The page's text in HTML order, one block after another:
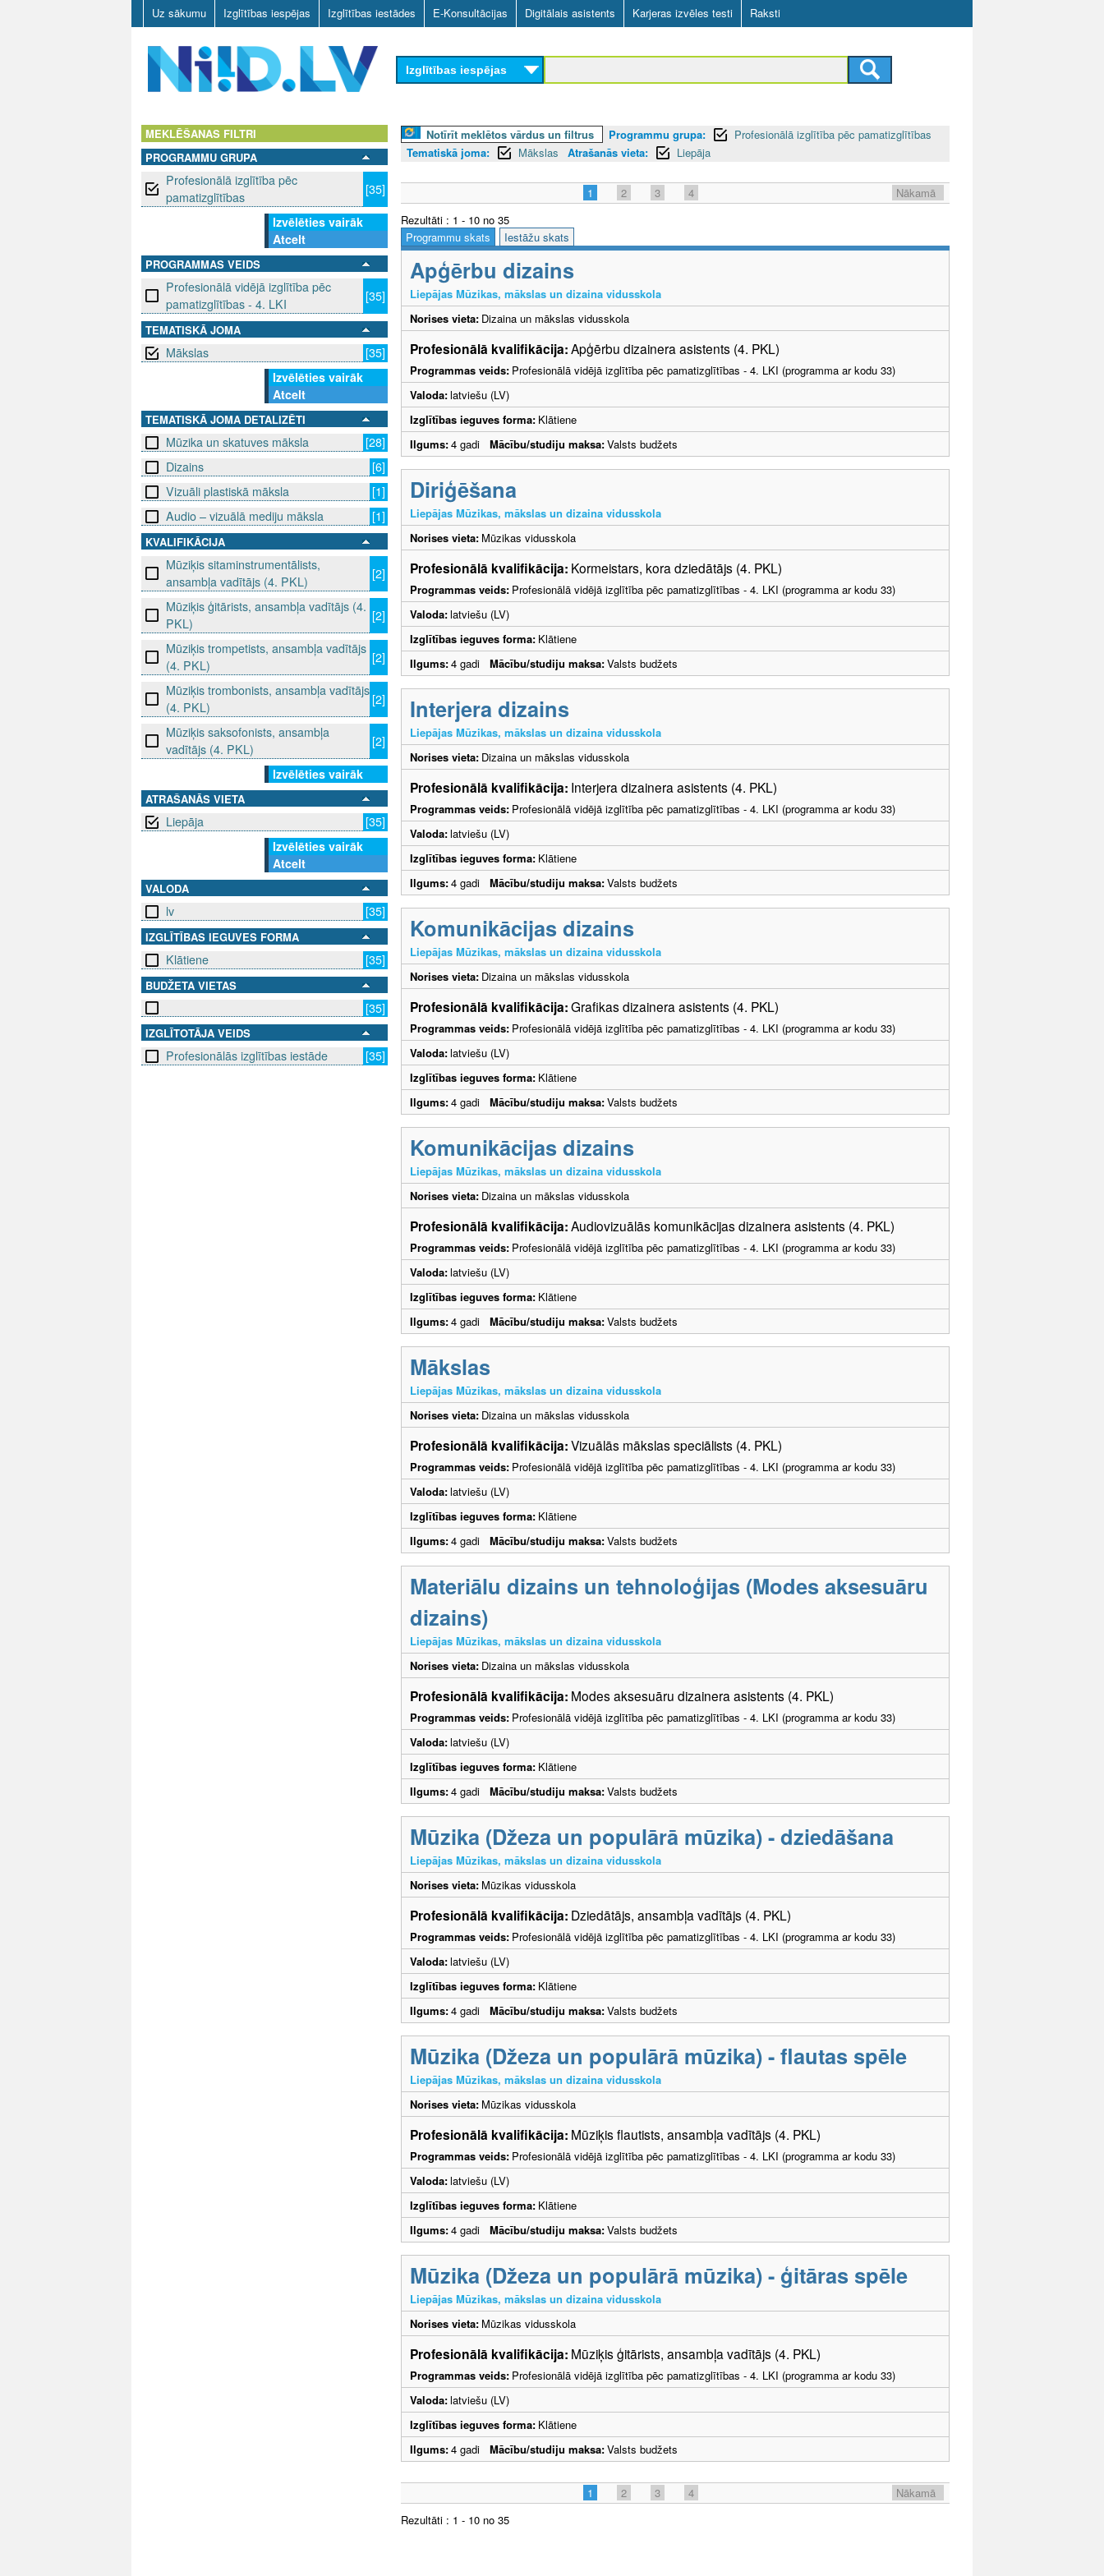
Skip
to
main
content
Uz sākumu Izglītības iespējas Izglītības iestādes E-Konsultācijas Digitālais asistents Karjeras izvēles testi Raksti
D
L
Izglītības iespējas
MEKLĒŠANAS FILTRI
PROGRAMMU GRUPA
Profesionālā izglītība pēc
pamatizglītības
[35]
Izvēlēties vairāk
Atcelt
PROGRAMMAS VEIDS
Profesionālā vidējā izglītība pēc
pamatizglītības - 4. LKI
[35]
TEMATISKĀ JOMA
Mākslas
[35]
Izvēlēties vairāk
Atcelt
TEMATISKĀ JOMA DETALIZĒTI
Mūzika un skatuves māksla
[28]
Dizains
[6]
Vizuāli plastiskā māksla
[1]
Audio – vizuālā mediju māksla
[1]
KVALIFIKĀCIJA
Mūziķis sitaminstrumentālists,
ansambļa vadītājs (4. PKL)
[2]
Mūziķis ģitārists, ansambļa vadītājs (4.
PKL)
[2]
Mūziķis trompetists, ansambļa vadītājs
(4. PKL)
[2]
Mūziķis trombonists, ansambļa vadītājs
(4. PKL)
[2]
Mūziķis saksofonists, ansambļa
vadītājs (4. PKL)
[2]
Izvēlēties vairāk
ATRAŠANĀS VIETA
Liepāja
[35]
Izvēlēties vairāk
Atcelt
VALODA
lv [35]
IZGLĪTĪBAS IEGUVES FORMA
Klātiene [35]
BUDŽETA VIETAS
[35]
IZGLĪTOTĀJA VEIDS
Profesionālās izglītības iestāde [35]
Notīrīt meklētos vārdus un filtrus Programmu grupa:
Profesionālā izglītība pēc pamatizglītības
Tematiskā joma:
Mākslas Atrašanās vieta: Liepāja
1 2 3 4
Nākamā
Rezultāti : 1 - 10 no 35
Programmu skats
Iestāžu skats
Apģērbu dizains
Liepājas Mūzikas, mākslas un dizaina vidusskola
Norises vieta: Dizaina un mākslas vidusskola
Profesionālā kvalifikācija:Apģērbu dizainera asistents (4. PKL)
Programmas veids: Profesionālā vidējā izglītība pēc pamatizglītības - 4. LKI (programma ar kodu 33)
Valoda:latviešu (LV)
Izglītības ieguves forma: Klātiene
Ilgums:4 gadi Mācību/studiju maksa:Valsts budžets
Diriģēšana
Liepājas Mūzikas, mākslas un dizaina vidusskola
Norises vieta: Mūzikas vidusskola
Profesionālā kvalifikācija: Kormeistars, kora dziedātājs (4. PKL)
Programmas veids: Profesionālā vidējā izglītība pēc pamatizglītības - 4. LKI (programma ar kodu 33)
Valoda:latviešu (LV)
Izglītības ieguves forma: Klātiene
Ilgums:4 gadi Mācību/studiju maksa:Valsts budžets
Interjera dizains
Liepājas Mūzikas, mākslas un dizaina vidusskola
Norises vieta: Dizaina un mākslas vidusskola
Profesionālā kvalifikācija: Interjera dizainera asistents (4. PKL)
Programmas veids: Profesionālā vidējā izglītība pēc pamatizglītības - 4. LKI (programma ar kodu 33)
Valoda:latviešu (LV)
Izglītības ieguves forma: Klātiene
Ilgums:4 gadi Mācību/studiju maksa:Valsts budžets
Komunikācijas dizains
Liepājas Mūzikas, mākslas un dizaina vidusskola
Norises vieta: Dizaina un mākslas vidusskola
Profesionālā kvalifikācija:Grafikas dizainera asistents (4. PKL)
Programmas veids: Profesionālā vidējā izglītība pēc pamatizglītības - 4. LKI (programma ar kodu 33)
Valoda:latviešu (LV)
Izglītības ieguves forma: Klātiene
Ilgums:4 gadi Mācību/studiju maksa:Valsts budžets
Komunikācijas dizains
Liepājas Mūzikas, mākslas un dizaina vidusskola
Norises vieta: Dizaina un mākslas vidusskola
Profesionālā kvalifikācija:Audiovizuālās komunikācijas dizainera asistents (4. PKL)
Programmas veids: Profesionālā vidējā izglītība pēc pamatizglītības - 4. LKI (programma ar kodu 33)
Valoda:latviešu (LV)
Izglītības ieguves forma: Klātiene
Ilgums:4 gadi Mācību/studiju maksa:Valsts budžets
Mākslas
Liepājas Mūzikas, mākslas un dizaina vidusskola
Norises vieta: Dizaina un mākslas vidusskola
Profesionālā kvalifikācija:Vizuālās mākslas speciālists (4. PKL)
Programmas veids: Profesionālā vidējā izglītība pēc pamatizglītības - 4. LKI (programma ar kodu 33)
Valoda:latviešu (LV)
Izglītības ieguves forma: Klātiene
Ilgums:4 gadi Mācību/studiju maksa:Valsts budžets
Materiālu dizains un tehnoloģijas (Modes aksesuāru
dizains)
Liepājas Mūzikas, mākslas un dizaina vidusskola
Norises vieta: Dizaina un mākslas vidusskola
Profesionālā kvalifikācija: Modes aksesuāru dizainera asistents (4. PKL)
Programmas veids: Profesionālā vidējā izglītība pēc pamatizglītības - 4. LKI (programma ar kodu 33)
Valoda:latviešu (LV)
Izglītības ieguves forma: Klātiene
Ilgums:4 gadi Mācību/studiju maksa:Valsts budžets
Mūzika (Džeza un populārā mūzika) - dziedāšana
Liepājas Mūzikas, mākslas un dizaina vidusskola
Norises vieta: Mūzikas vidusskola
Profesionālā kvalifikācija: Dziedātājs, ansambļa vadītājs (4. PKL)
Programmas veids: Profesionālā vidējā izglītība pēc pamatizglītības - 4. LKI (programma ar kodu 33)
Valoda:latviešu (LV)
Izglītības ieguves forma: Klātiene
Ilgums:4 gadi Mācību/studiju maksa:Valsts budžets
Mūzika (Džeza un populārā mūzika) - flautas spēle
Liepājas Mūzikas, mākslas un dizaina vidusskola
Norises vieta: Mūzikas vidusskola
Profesionālā kvalifikācija: Mūziķis flautists, ansambļa vadītājs (4. PKL)
Programmas veids: Profesionālā vidējā izglītība pēc pamatizglītības - 4. LKI (programma ar kodu 33)
Valoda:latviešu (LV)
Izglītības ieguves forma: Klātiene
Ilgums:4 gadi Mācību/studiju maksa:Valsts budžets
Mūzika (Džeza un populārā mūzika) - ģitāras spēle
Liepājas Mūzikas, mākslas un dizaina vidusskola
Norises vieta: Mūzikas vidusskola
Profesionālā kvalifikācija: Mūziķis ģitārists, ansambļa vadītājs (4. PKL)
Programmas veids: Profesionālā vidējā izglītība pēc pamatizglītības - 4. LKI (programma ar kodu 33)
Valoda:latviešu (LV)
Izglītības ieguves forma: Klātiene
Ilgums:4 gadi Mācību/studiju maksa:Valsts budžets
1 2 3 4
Nākamā
Rezultāti : 1 - 10 no 35